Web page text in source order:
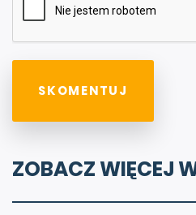
ZOBACZ WIĘCEJ